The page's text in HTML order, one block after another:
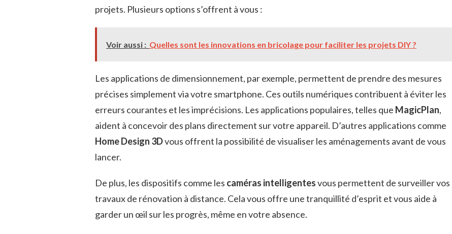
projets. Plusieurs options s’offrent à vous :
Voir aussi : Quelles sont les innovations en bricolage pour faciliter les projets DIY ?
Les applications de dimensionnement, par exemple, permettent de prendre des mesures
précises simplement via votre smartphone. Ces outils numériques contribuent à éviter les
erreurs courantes et les imprécisions. Les applications populaires, telles que MagicPlan,
aident à concevoir des plans directement sur votre appareil. D’autres applications comme
Home Design 3Dvous offrent la possibilité de visualiser les aménagements avant de vous
lancer.
De plus, les dispositifs comme les caméras intelligentesvous permettent de surveiller vos
travaux de rénovation à distance. Cela vous offre une tranquillité d’esprit et vous aide à
garder un œil sur les progrès, même en votre absence.